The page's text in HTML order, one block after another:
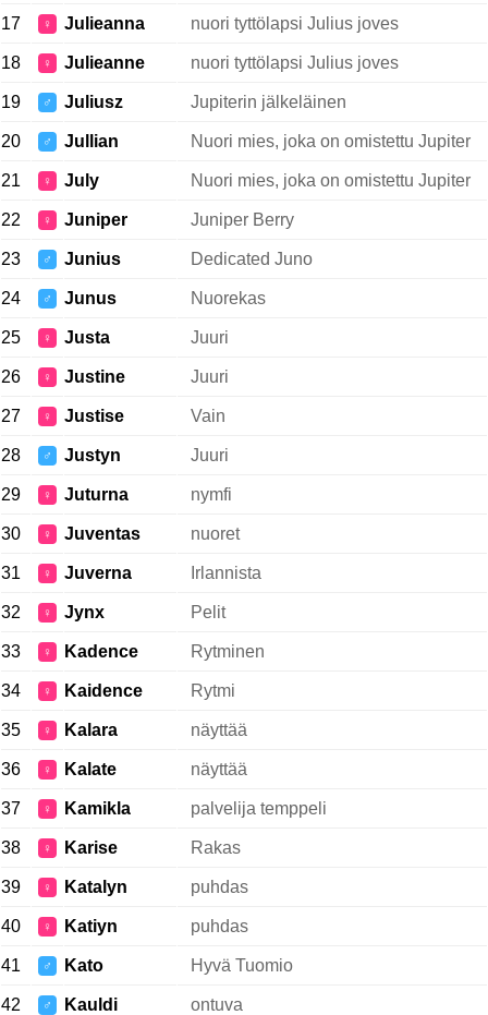
17 ♀ Julieanna nuori tyttölapsi Julius joves
18 ♀ Julieanne nuori tyttölapsi Julius joves
19 ♂ Juliusz Jupiterin jälkeläinen
20 ♂ Jullian Nuori mies, joka on omistettu Jupiter
21 ♀ July Nuori mies, joka on omistettu Jupiter
22 ♀ Juniper Juniper Berry
23 ♂ Junius Dedicated Juno
24 ♂ Junus Nuorekas
25 ♀ Justa Juuri
26 ♀ Justine Juuri
27 ♀ Justise Vain
28 ♂ Justyn Juuri
29 ♀ Juturna nymfi
30 ♀ Juventas nuoret
31 ♀ Juverna Irlannista
32 ♀ Jynx Pelit
33 ♀ Kadence Rytminen
34 ♀ Kaidence Rytmi
35 ♀ Kalara näyttää
36 ♀ Kalate näyttää
37 ♀ Kamikla palvelija temppeli
38 ♀ Karise Rakas
39 ♀ Katalyn puhdas
40 ♀ Katiyn puhdas
41 ♂ Kato Hyvä Tuomio
42 ♂ Kauldi ontuva